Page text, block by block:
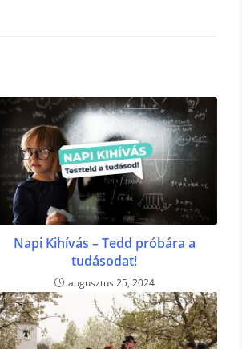
Napi Kihívás – Tedd próbára a
tudásodat!
augusztus 25, 2024